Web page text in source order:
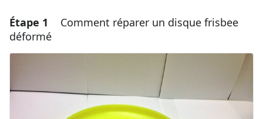
Étape 1
Comment réparer un disque frisbee
déformé